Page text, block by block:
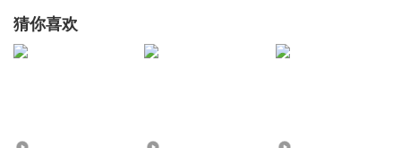
第一关第五个场景
猜你喜欢